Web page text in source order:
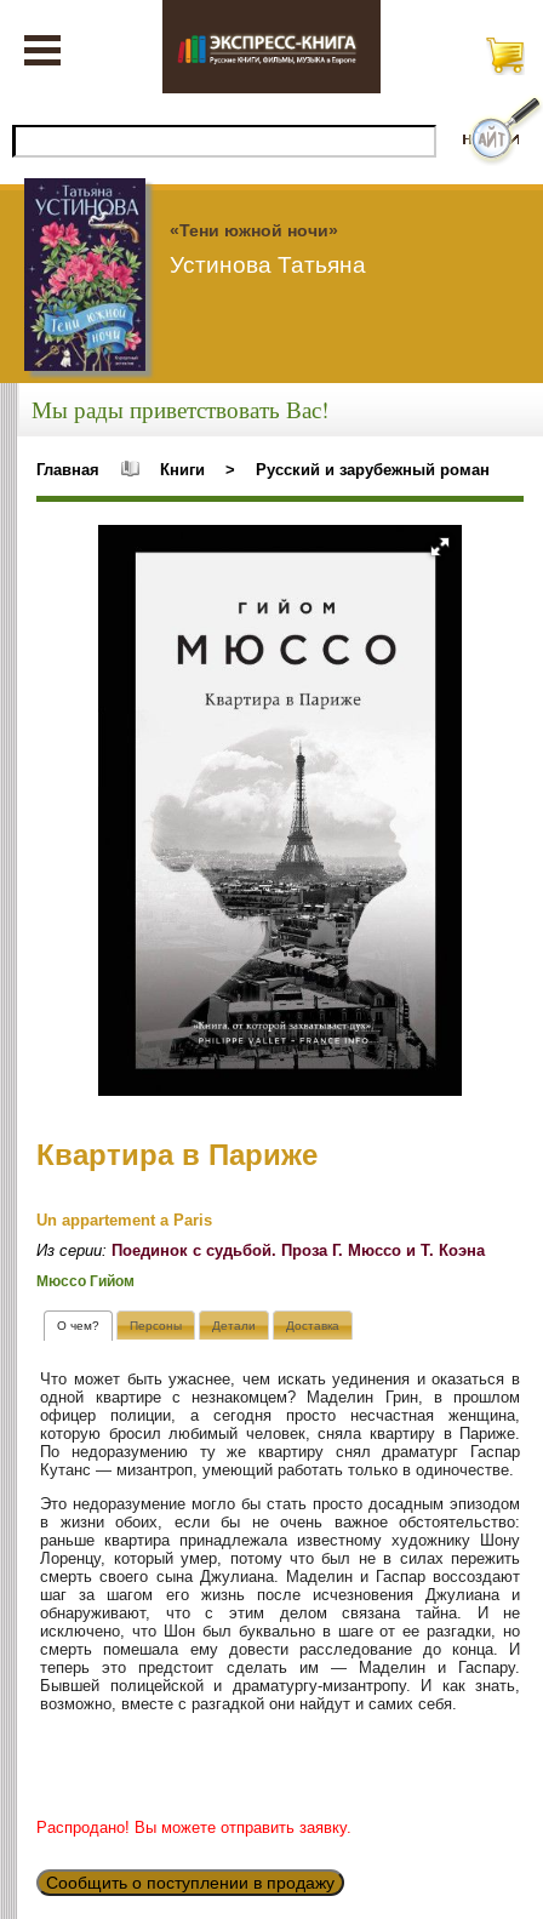
«Тени южной ночи»
Устинова Татьяна
Мы рады приветствовать Вас!
Главная Книги > Русский и зарубежный роман
Квартира в Париже
Un appartement a Paris
Из серии: Поединок с судьбой. Проза Г. Мюссо и Т. Коэна
Мюссо Гийом
О чем? Персоны Детали Доставка
Что может быть ужаснее, чем искать уединения и оказаться в
одной квартире с незнакомцем? Маделин Грин, в прошлом
офицер полиции, а сегодня просто несчастная женщина,
которую бросил любимый человек, сняла квартиру в Париже.
По недоразумению ту же квартиру снял драматург Гаспар
Кутанс — мизантроп, умеющий работать только в одиночестве.
Это недоразумение могло бы стать просто досадным эпизодом
в жизни обоих, если бы не очень важное обстоятельство:
раньше квартира принадлежала известному художнику Шону
Лоренцу, который умер, потому что был не в силах пережить
смерть своего сына Джулиана. Маделин и Гаспар воссоздают
шаг за шагом его жизнь после исчезновения Джулиана и
обнаруживают, что с этим делом связана тайна. И не
исключено, что Шон был буквально в шаге от ее разгадки, но
смерть помешала ему довести расследование до конца. И
теперь это предстоит сделать им — Маделин и Гаспару.
Бывшей полицейской и драматургу-мизантропу. И как знать,
возможно, вместе с разгадкой они найдут и самих себя.
Распродано! Вы можете отправить заявку.
Сообщить о поступлении в продажу